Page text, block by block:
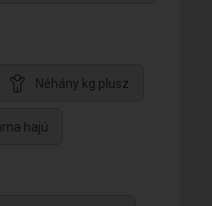
Néhány kg plusz
hajú